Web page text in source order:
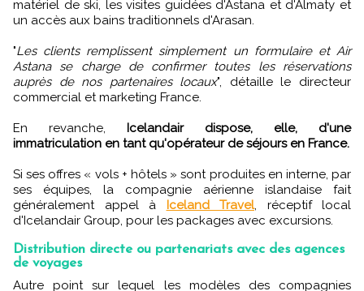
matériel de ski, les visites guidées d'Astana et d'Almaty et
un accès aux bains traditionnels d'Arasan.
"Les clients remplissent simplement un formulaire et Air
Astana se charge de confirmer toutes les réservations
auprès de nos partenaires locaux", détaille le directeur
commercial et marketing France.
En revanche, Icelandair dispose, elle, d'une
immatriculation en tant qu'opérateur de séjours en France.
Si ses offres « vols + hôtels » sont produites en interne, par
ses équipes, la compagnie aérienne islandaise fait
généralement appel à Iceland Travel, réceptif local
d'Icelandair Group, pour les packages avec excursions.
Distribution directe ou partenariats avec des agences
de voyages
Autre point sur lequel les modèles des compagnies